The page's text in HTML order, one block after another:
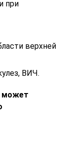
при
верхней
ВИЧ.
может